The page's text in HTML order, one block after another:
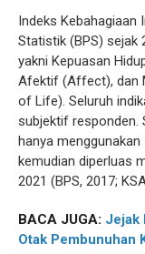
Indeks
Statistik (BPS) sejak
yakni Kepuasan
Afektif (Affect), dan
of Life). Seluruh
subjektif responden.
hanya
kemudian diperluas
2021 (BPS, 2017;
BACA JUGA: Jejak
Otak Pembunuhan